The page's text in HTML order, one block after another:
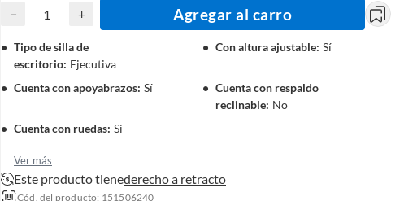
− + Agregar al carro
Tipo de silla de
escritorio: Ejecutiva
Con altura ajustable: Sí
Cuenta con apoyabrazos: Sí
Cuenta con respaldo
reclinable: No
Cuenta con ruedas: Si
Ver más
Este producto tienederecho a retracto
Cód. del producto: 151506240